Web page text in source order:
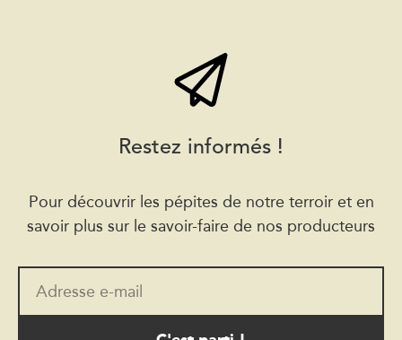
Restez informés !
Pour découvrir les pépites de notre terroir et en
savoir plus sur le savoir-faire de nos producteurs
Adresse e-mail